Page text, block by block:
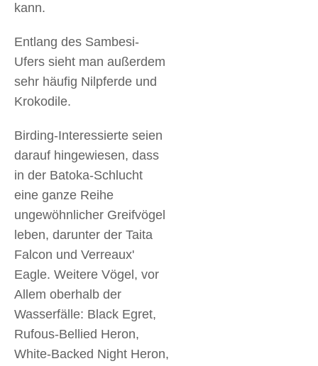
kann.
Entlang des Sambesi-
Ufers sieht man außerdem
sehr häufig Nilpferde und
Krokodile.
Birding-Interessierte seien
darauf hingewiesen, dass
in der Batoka-Schlucht
eine ganze Reihe
ungewöhnlicher Greifvögel
leben, darunter der Taita
Falcon und Verreaux'
Eagle. Weitere Vögel, vor
Allem oberhalb der
Wasserfälle: Black Egret,
Rufous-Bellied Heron,
White-Backed Night Heron,